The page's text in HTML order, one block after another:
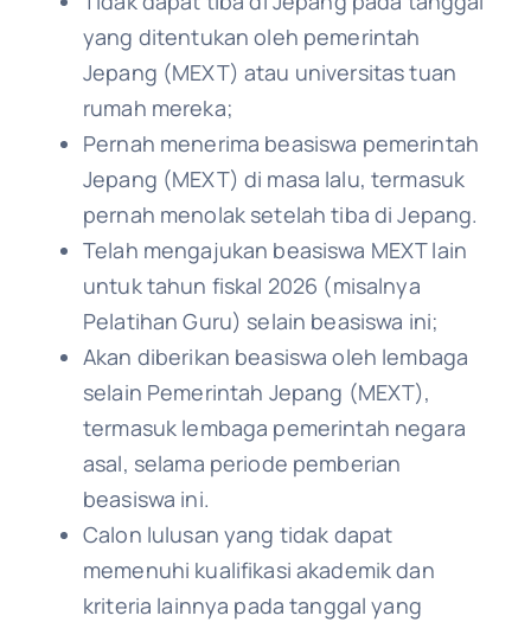
yang ditentukan oleh pemerintah
Jepang (MEXT) atau universitas tuan
rumah mereka;
Pernah menerima beasiswa pemerintah
Jepang (MEXT) di masa lalu, termasuk
pernah menolak setelah tiba di Jepang.
Telah mengajukan beasiswa MEXT lain
untuk tahun fiskal 2026 (misalnya
Pelatihan Guru) selain beasiswa ini;
Akan diberikan beasiswa oleh lembaga
selain Pemerintah Jepang (MEXT),
termasuk lembaga pemerintah negara
asal, selama periode pemberian
beasiswa ini.
Calon lulusan yang tidak dapat
memenuhi kualifikasi akademik dan
kriteria lainnya pada tanggal yang